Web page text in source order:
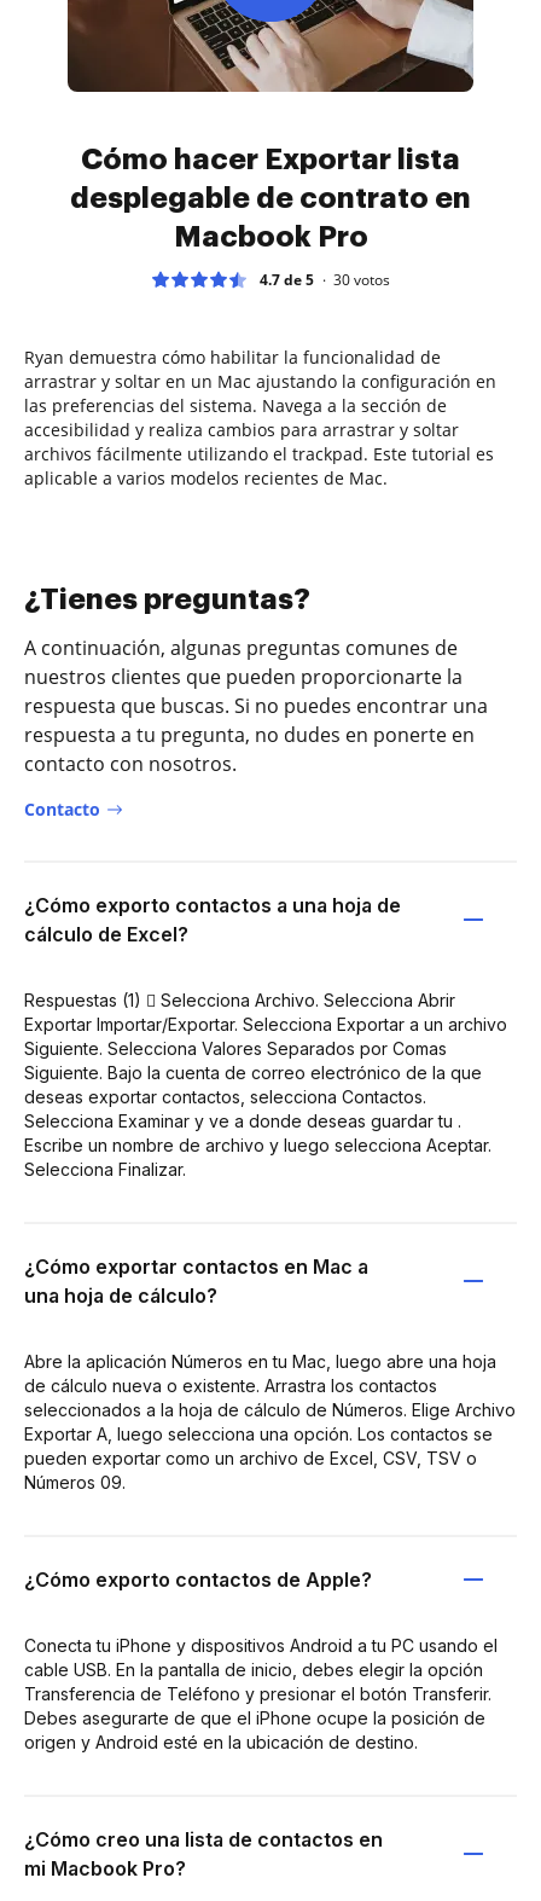
Cómo hacer Exportar lista
desplegable de contrato en
Macbook Pro
4.7 de 5 30votos
Ryan demuestra cómo habilitar la funcionalidad de
arrastrar y soltar en un Mac ajustando la configuración en
las preferencias del sistema. Navega a la sección de
accesibilidad y realiza cambios para arrastrar y soltar
archivos fácilmente utilizando el trackpad. Este tutorial es
aplicable a varios modelos recientes de Mac.
¿Tienes preguntas?
A continuación, algunas preguntas comunes de
nuestros clientes que pueden proporcionarte la
respuesta que buscas. Si no puedes encontrar una
respuesta a tu pregunta, no dudes en ponerte en
contacto con nosotros.
Contacto
¿Cómo exporto contactos a una hoja de
cálculo de Excel?
Respuestas (1)  Selecciona Archivo. Selecciona Abrir
Exportar Importar/Exportar. Selecciona Exportar a un archivo
Siguiente. Selecciona Valores Separados por Comas
Siguiente. Bajo la cuenta de correo electrónico de la que
deseas exportar contactos, selecciona Contactos.
Selecciona Examinar y ve a donde deseas guardar tu .
Escribe un nombre de archivo y luego selecciona Aceptar.
Selecciona Finalizar.
¿Cómo exportar contactos en Mac a
una hoja de cálculo?
Abre la aplicación Números en tu Mac, luego abre una hoja
de cálculo nueva o existente. Arrastra los contactos
seleccionados a la hoja de cálculo de Números. Elige Archivo
Exportar A, luego selecciona una opción. Los contactos se
pueden exportar como un archivo de Excel, CSV, TSV o
Números 09.
¿Cómo exporto contactos de Apple?
Conecta tu iPhone y dispositivos Android a tu PC usando el
cable USB. En la pantalla de inicio, debes elegir la opción
Transferencia de Teléfono y presionar el botón Transferir.
Debes asegurarte de que el iPhone ocupe la posición de
origen y Android esté en la ubicación de destino.
¿Cómo creo una lista de contactos en
mi Macbook Pro?